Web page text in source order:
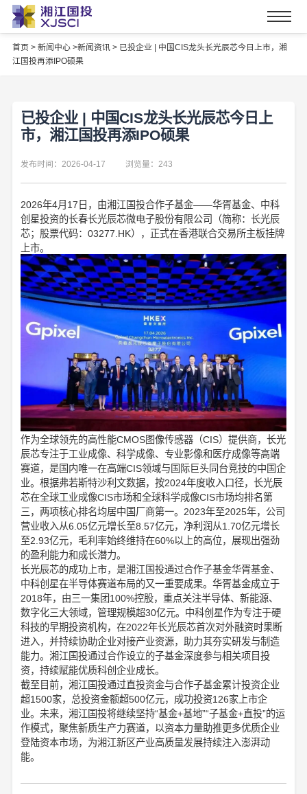
首页 > 新闻中心 >新闻资讯 > 已投企业 | 中国CIS龙头长光辰芯今日上市，湘
江国投再添IPO硕果
已投企业 | 中国CIS龙头长光辰芯今日上
市，湘江国投再添IPO硕果
发布时间：2026-04-17 浏览量：243
2026年4月17日，由湘江国投合作子基金——华胥基金、中科
创星投资的长春长光辰芯微电子股份有限公司（简称：长光辰
芯；股票代码：03277.HK），正式在香港联合交易所主板挂牌
上市。
作为全球领先的高性能CMOS图像传感器（CIS）提供商，长光
辰芯专注于工业成像、科学成像、专业影像和医疗成像等高端
赛道，是国内唯一在高端CIS领域与国际巨头同台竞技的中国企
业。根据弗若斯特沙利文数据，按2024年度收入口径，长光辰
芯在全球工业成像CIS市场和全球科学成像CIS市场均排名第
三，两项核心排名均居中国厂商第一。2023年至2025年，公司
营业收入从6.05亿元增长至8.57亿元，净利润从1.70亿元增长
至2.93亿元，毛利率始终维持在60%以上的高位，展现出强劲
的盈利能力和成长潜力。
长光辰芯的成功上市，是湘江国投通过合作子基金华胥基金、
中科创星在半导体赛道布局的又一重要成果。华胥基金成立于
2018年，由三一集团100%控股，重点关注半导体、新能源、
数字化三大领域，管理规模超30亿元。中科创星作为专注于硬
科技的早期投资机构，在2022年长光辰芯首次对外融资时果断
进入，并持续协助企业对接产业资源，助力其夯实研发与制造
能力。湘江国投通过合作设立的子基金深度参与相关项目投
资，持续赋能优质科创企业成长。
截至目前，湘江国投通过直投资金与合作子基金累计投资企业
超1500家，总投资金额超500亿元，成功投资126家上市企
业。未来，湘江国投将继续坚持“基金+基地”“子基金+直投”的运
作模式，聚焦新质生产力赛道，以资本力量助推更多优质企业
登陆资本市场，为湘江新区产业高质量发展持续注入澎湃动
能。